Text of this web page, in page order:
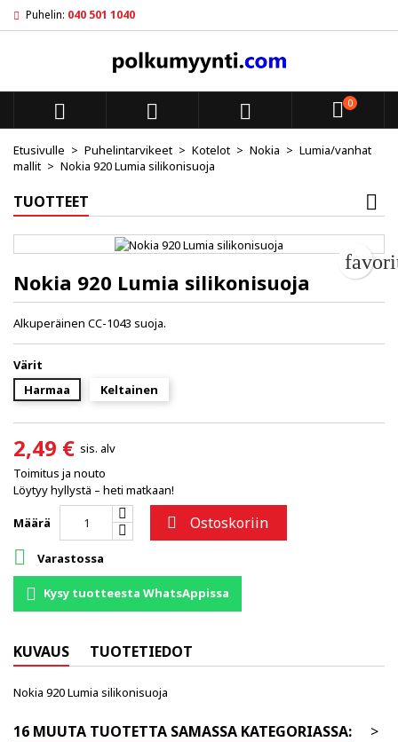
Puhelin: 040 501 1040
   0
Etusivulle Puhelintarvikeet Kotelot Nokia
Lumia/vanhat
mallit
Nokia 920 Lumia silikonisuoja
TUOTTEET
Nokia 920 Lumia silikonisuoja
Alkuperäinen CC-1043 suoja.
Värit
Harmaa
Keltainen
2,49 € sis. alv
Toimitus ja nouto
Löytyy hyllystä – heti matkaan!
Määrä  Ostoskoriin
 Varastossa
Kysy tuotteesta WhatsAppissa
KUVAUS TUOTETIEDOT
Nokia 920 Lumia silikonisuoja
16 MUUTA TUOTETTA SAMASSA KATEGORIASSA:
>
My wishlists
add_circle_outline
Create new list
Luo toivelista
Toivelistan nimi
Kirjaudu sisään
Sinun pitää olla kirjautunut jotta voit lisätä tuotteita